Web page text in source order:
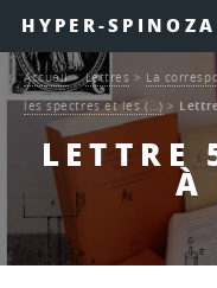
HYPER-SPINOZA
LETTRE
À
Accueil>Lettres > La
les spectres et les (…) >